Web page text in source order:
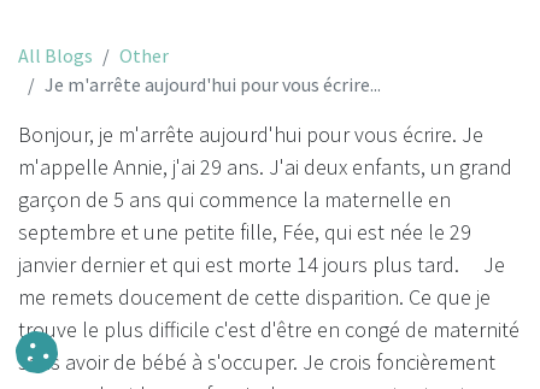
All Blogs
Other
Je m'arrête aujourd'hui pour vous écrire...
Bonjour, je m'arrête aujourd'hui pour vous écrire. Je
m'appelle Annie, j'ai 29 ans. J'ai deux enfants, un grand
garçon de 5 ans qui commence la maternelle en
septembre et une petite fille, Fée, qui est née le 29
janvier dernier et qui est morte 14 jours plus tard. Je
me remets doucement de cette disparition. Ce que je
trouve le plus difficile c'est d'être en congé de maternité
sans avoir de bébé à s'occuper. Je crois foncièrement